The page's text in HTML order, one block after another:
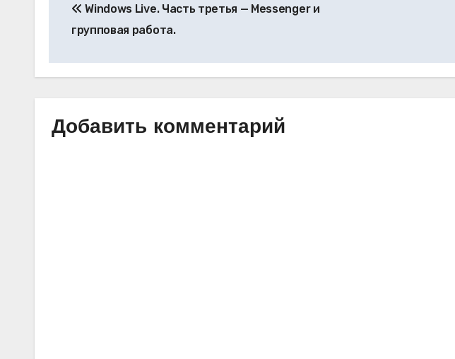
по
Windows Live. Часть третья — Messenger и
групповая работа.
Добавить комментарий